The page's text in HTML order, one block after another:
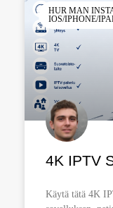
HUR MAN
IOS/IPHONE/
4K IPTV
Käytä tätä 4K